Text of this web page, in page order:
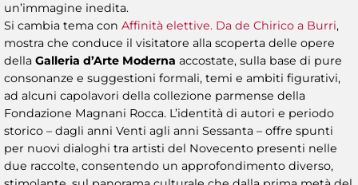
un’immagine inedita.
Si cambia tema con Affinità elettive. Da de Chirico a Burri,
mostra che conduce il visitatore alla scoperta delle opere
della Galleria d’Arte Moderna accostate, sulla base di pure
consonanze e suggestioni formali, temi e ambiti figurativi,
ad alcuni capolavori della collezione parmense della
Fondazione Magnani Rocca. L’identità di autori e periodo
storico – dagli anni Venti agli anni Sessanta – offre spunti
per nuovi dialoghi tra artisti del Novecento presenti nelle
due raccolte, consentendo un approfondimento diverso,